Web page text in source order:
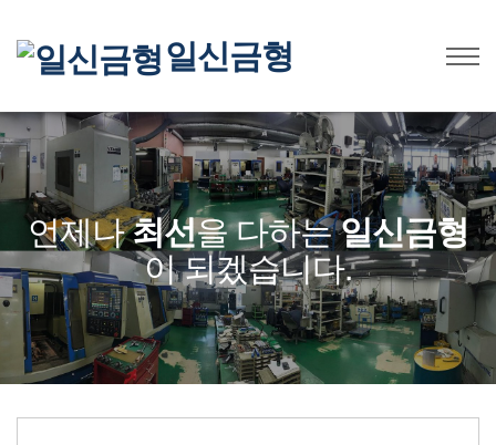
일신금형
언제나최선을 다하는일신금형
이 되겠습니다.